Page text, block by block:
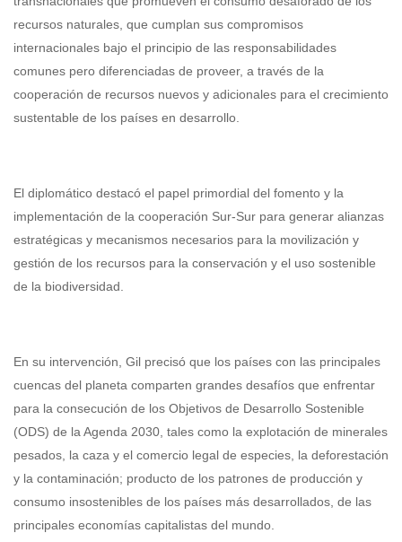
recursos naturales, que cumplan sus compromisos
internacionales bajo el principio de las responsabilidades
comunes pero diferenciadas de proveer, a través de la
cooperación de recursos nuevos y adicionales para el crecimiento
sustentable de los países en desarrollo.
El diplomático destacó el papel primordial del fomento y la
implementación de la cooperación Sur-Sur para generar alianzas
estratégicas y mecanismos necesarios para la movilización y
gestión de los recursos para la conservación y el uso sostenible
de la biodiversidad.
En su intervención, Gil precisó que los países con las principales
cuencas del planeta comparten grandes desafíos que enfrentar
para la consecución de los Objetivos de Desarrollo Sostenible
(ODS) de la Agenda 2030, tales como la explotación de minerales
pesados, la caza y el comercio legal de especies, la deforestación
y la contaminación; producto de los patrones de producción y
consumo insostenibles de los países más desarrollados, de las
principales economías capitalistas del mundo.